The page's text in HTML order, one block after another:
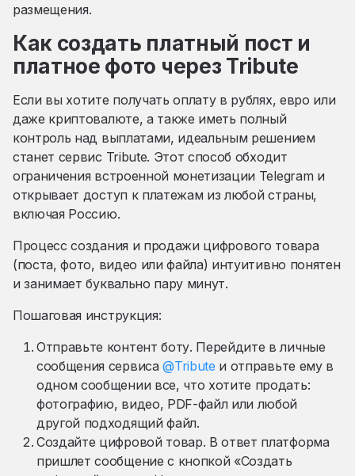
размещения.
Как создать платный пост и
платное фото через Tribute
Если вы хотите получать оплату в рублях, евро или
даже криптовалюте, а также иметь полный
контроль над выплатами, идеальным решением
станет сервис Tribute. Этот способ обходит
ограничения встроенной монетизации Telegram и
открывает доступ к платежам из любой страны,
включая Россию.
Процесс создания и продажи цифрового товара
(поста, фото, видео или файла) интуитивно понятен
и занимает буквально пару минут.
Пошаговая инструкция:
Отправьте контент боту. Перейдите в личные
сообщения сервиса@Tribute и отправьте ему в
одном сообщении все, что хотите продать:
фотографию, видео, PDF-файл или любой
другой подходящий файл.
Создайте цифровой товар. В ответ платформа
пришлет сообщение с кнопкой «Создать